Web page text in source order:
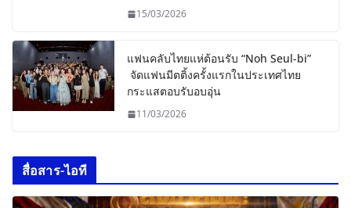
15/03/2026
แฟนคลับไทยแห่ต้อนรับ “Noh Seul-bi”
จัดแฟนมีตติ้งครั้งแรกในประเทศไทย
กระแสตอบรับอบอุ่น
11/03/2026
สื่อสาร-ไอที